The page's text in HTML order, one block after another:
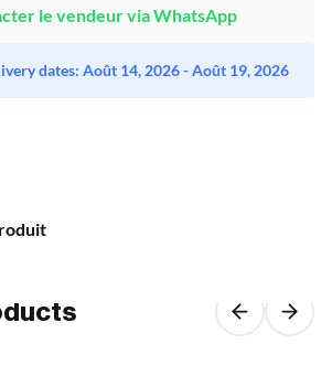
le vendeur via WhatsApp
dates: Août 14, 2026 - Août 19, 2026